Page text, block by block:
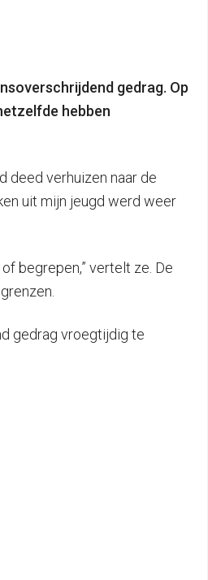
gedrag. Op
hebben
deed verhuizen naar de
uit mijn jeugd werd weer
begrepen,” vertelt ze. De
gedrag vroegtijdig te